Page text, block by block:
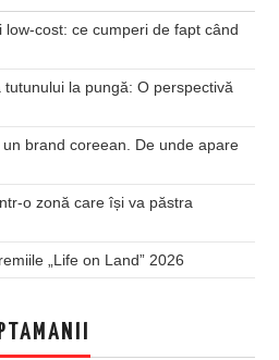
cost: ce cumperi de fapt când
la pungă: O perspectivă
brand coreean. De unde apare
o zonă care își va păstra
„Life on Land” 2026